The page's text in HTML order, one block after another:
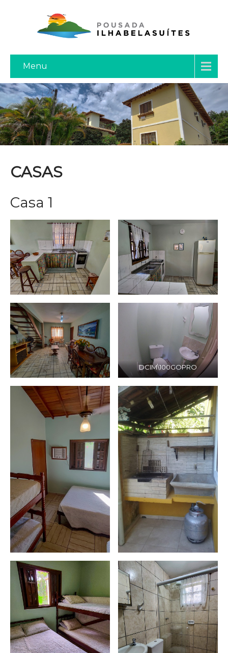
Menu
CASAS
Casa 1
DCIM\100GOPRO